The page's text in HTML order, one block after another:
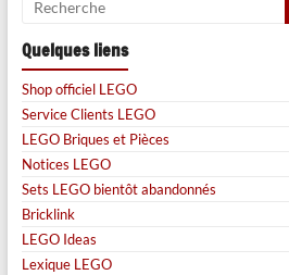
Quelques liens
Shop officiel LEGO
Service Clients LEGO
LEGO Briques et Pièces
Notices LEGO
Sets LEGO bientôt abandonnés
Bricklink
LEGO Ideas
Lexique LEGO